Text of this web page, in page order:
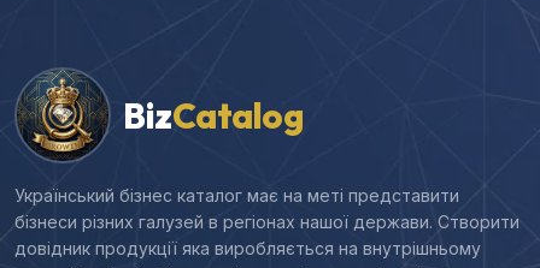
BizCatalog
Український бізнес каталог має на меті представити
бізнеси різних галузей в регіонах нашої держави. Створити
довідник продукції яка виробляється на внутрішньому